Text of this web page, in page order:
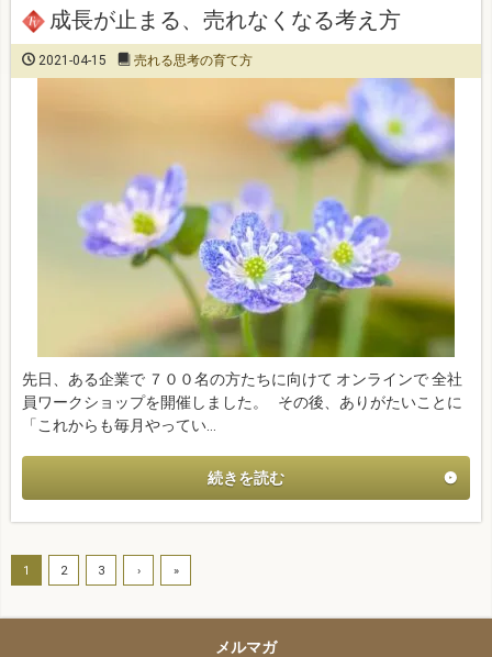
成長が止まる、売れなくなる考え方
2021-04-15 売れる思考の育て方
先日、ある企業で ７００名の方たちに向けて オンラインで 全社
員ワークショップを開催しました。 その後、ありがたいことに
「これからも毎月やってい…
続きを読む
1 2 3 › »
メルマガ